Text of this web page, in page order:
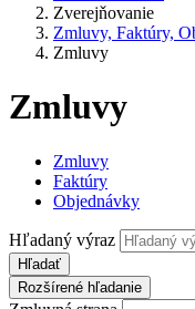
Zverejňovanie
Zmluvy, Faktúry,
Zmluvy
Zmluvy
Zmluvy
Faktúry
Objednávky
Hľadaný výraz
Hľadať
Rozšírené hľadanie